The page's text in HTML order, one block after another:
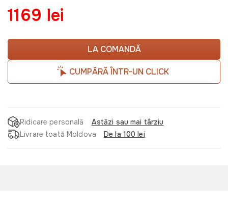
1169 lei
LA COMANDĂ
CUMPĂRĂ ÎNTR-UN CLICK
Ridicare personală
Astăzi sau mai târziu
Livrare toată Moldova
De la 100 lei